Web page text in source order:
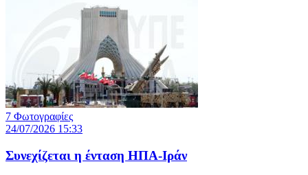
7 Φωτογραφίες
24/07/2026 15:33
Συνεχίζεται η ένταση ΗΠΑ-Ιράν